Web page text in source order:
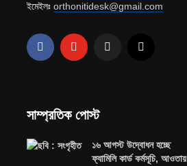
ইমেইলঃ orthonitidesk@gmail.com
সাম্প্রতিক পোস্ট
১৬ আগস্ট উদ্বোধন হচ্ছে
ফ্যামিলি কার্ড কর্মসূচি, আওতায়